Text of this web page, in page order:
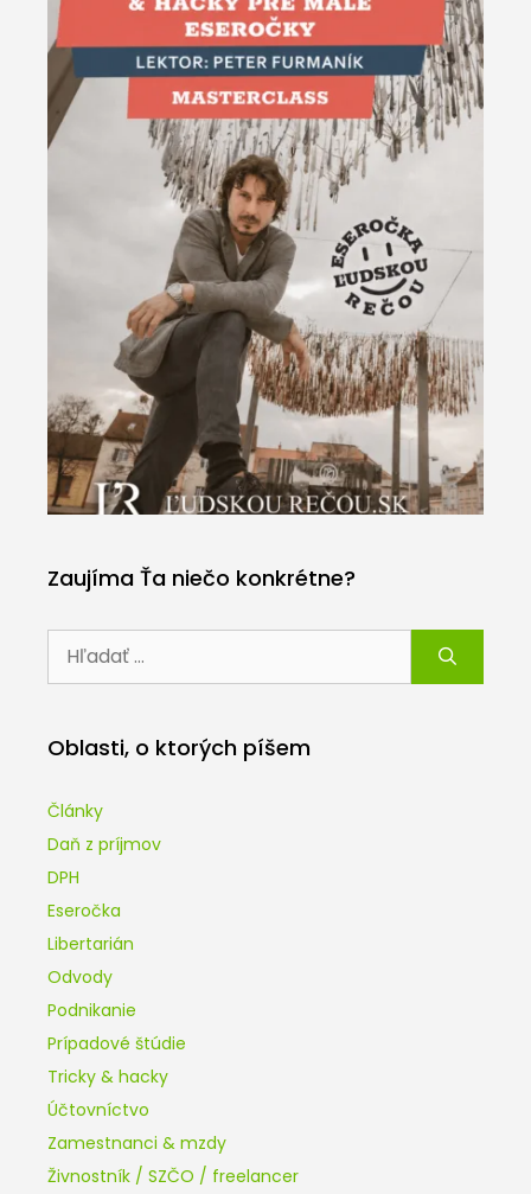
Zaujíma Ťa niečo konkrétne?
Oblasti, o ktorých píšem
Články
Daň z príjmov
DPH
Eseročka
Libertarián
Odvody
Podnikanie
Prípadové štúdie
Tricky & hacky
Účtovníctvo
Zamestnanci & mzdy
Živnostník / SZČO / freelancer